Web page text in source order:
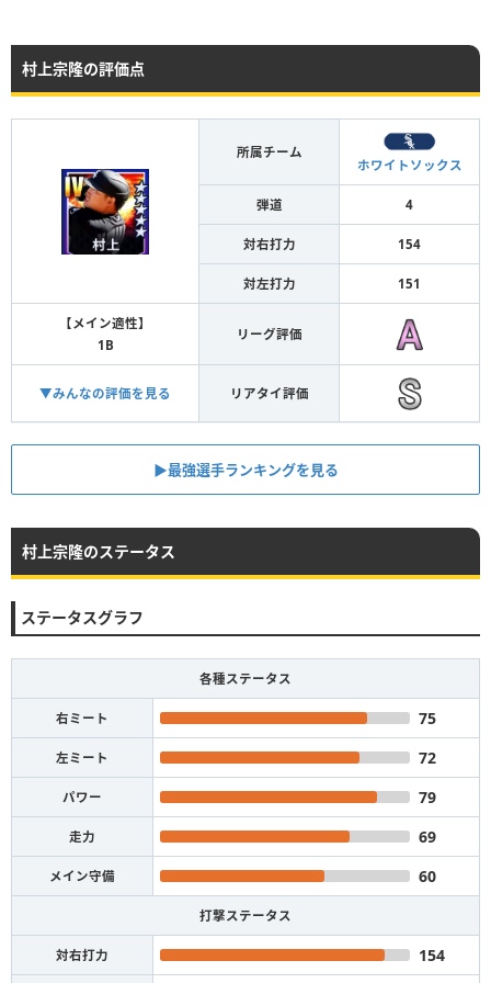
村上宗隆の評価点
所属チーム
ホワイトソックス
弾道 4
対右打力 154
対左打力 151
【メイン適性】
1B
リーグ評価
▼みんなの評価を見る リアタイ評価
▶︎最強選手ランキングを見る
村上宗隆のステータス
ステータスグラフ
各種ステータス
右ミート 75
左ミート 72
パワー 79
走力 69
メイン守備 60
打撃ステータス
対右打力 154